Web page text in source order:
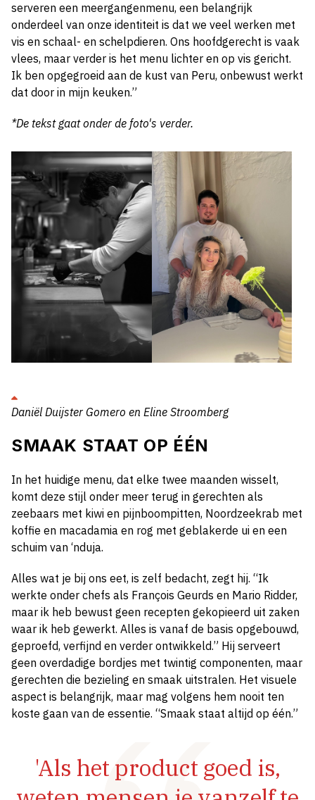
serveren een meergangenmenu, een belangrijk
onderdeel van onze identiteit is dat we veel werken met
vis en schaal- en schelpdieren. Ons hoofdgerecht is vaak
vlees, maar verder is het menu lichter en op vis gericht.
Ik ben opgegroeid aan de kust van Peru, onbewust werkt
dat door in mijn keuken.”
*De tekst gaat onder de foto's verder.
Daniël Duijster Gomero en Eline Stroomberg
SMAAK STAAT OP ÉÉN
In het huidige menu, dat elke twee maanden wisselt,
komt deze stijl onder meer terug in gerechten als
zeebaars met kiwi en pijnboompitten, Noordzeekrab met
koffie en macadamia en rog met geblakerde ui en een
schuim van ‘nduja.
Alles wat je bij ons eet, is zelf bedacht, zegt hij. “Ik
werkte onder chefs als François Geurds en Mario Ridder,
maar ik heb bewust geen recepten gekopieerd uit zaken
waar ik heb gewerkt. Alles is vanaf de basis opgebouwd,
geproefd, verfijnd en verder ontwikkeld.” Hij serveert
geen overdadige bordjes met twintig componenten, maar
gerechten die bezieling en smaak uitstralen. Het visuele
aspect is belangrijk, maar mag volgens hem nooit ten
koste gaan van de essentie. “Smaak staat altijd op één.”
'Als het product goed is,